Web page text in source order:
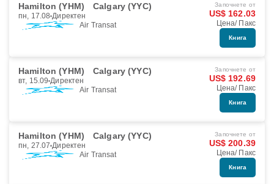
Hamilton (YHM) Calgary (YYC)
пн, 17.08 Директен
Air Transat
Започнете от
US$ 162.03
Цена/ Пакс
Книга
Hamilton (YHM) Calgary (YYC)
вт, 15.09 Директен
Air Transat
Започнете от
US$ 192.69
Цена/ Пакс
Книга
Hamilton (YHM) Calgary (YYC)
пн, 27.07 Директен
Air Transat
Започнете от
US$ 200.39
Цена/ Пакс
Книга